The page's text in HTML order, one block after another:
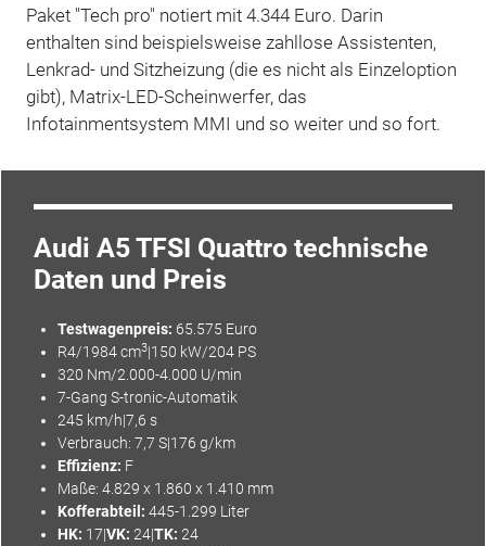
Paket "Tech pro" notiert mit 4.344 Euro. Darin
enthalten sind beispielsweise zahllose Assistenten,
Lenkrad- und Sitzheizung (die es nicht als Einzeloption
gibt), Matrix-LED-Scheinwerfer, das
Infotainmentsystem MMI und so weiter und so fort.
Audi A5 TFSI Quattro technische
Daten und Preis
Testwagenpreis: 65.575 Euro
R4/1984 cm3|150 kW/204 PS
320 Nm/2.000-4.000 U/min
7-Gang S-tronic-Automatik
245 km/h|7,6 s
Verbrauch: 7,7 S|176 g/km
Effizienz: F
Maße: 4.829 x 1.860 x 1.410 mm
Kofferabteil: 445-1.299 Liter
HK: 17|VK: 24|TK: 24